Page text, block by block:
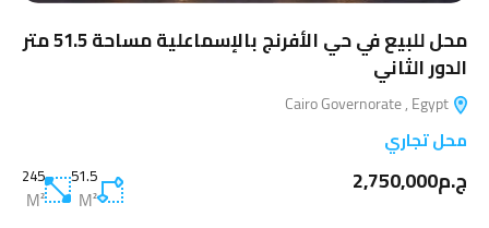
محل للبيع في حي الأفرنج بالإسماعلية مساحة 51.5 متر
الدور الثاني
محل تجاري
ج.م2,750,000 51.5
M²
245
M²